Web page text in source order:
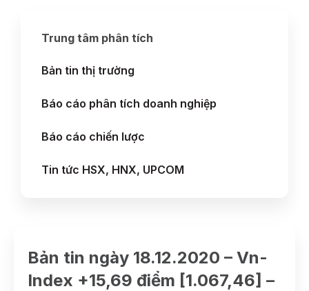
Trung tâm phân tích
Bản tin thị trường
Báo cáo phân tích doanh nghiệp
Báo cáo chiến lược
Tin tức HSX, HNX, UPCOM
Bản tin ngày 18.12.2020 – Vn-
Index +15,69 điểm [1.067,46] –